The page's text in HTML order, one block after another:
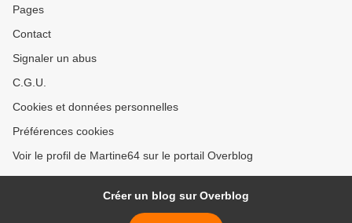
Pages
Contact
Signaler un abus
C.G.U.
Cookies et données personnelles
Préférences cookies
Voir le profil de Martine64 sur le portail Overblog
Créer un blog sur Overblog